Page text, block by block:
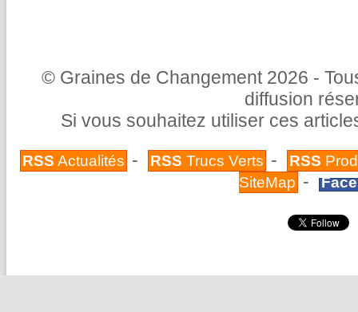
© Graines de Changement 2026 -
diffusion
Si vous souhaitez utiliser ces
RSS Actualités - RSS Trucs Verts - RSS
SiteMap -